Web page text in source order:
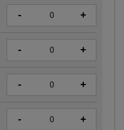
- +
- +
- +
- +